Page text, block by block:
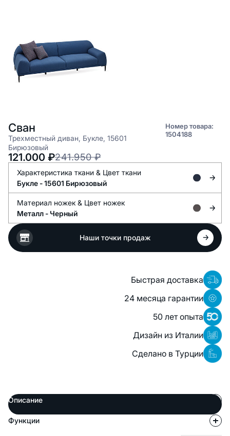
Сван
Трехместный диван, Букле, 15601
Бирюзовый
Номер товара:
1504188
241.950 ₽
121.000 ₽
Характеристика ткани & Цвет ткани
Букле -15601 Бирюзовый
Материал ножек & Цвет ножек
Металл - Черный
Наши точки продаж
Быстрая доставка
24 месяца гарантии
50 лет опыта
Дизайн из Италии
Сделано в Турции
Описание
Функции